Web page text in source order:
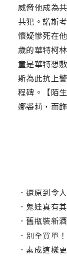
威脅他成為
共犯。諾斯
懷疑慘死在
歲的華特柯
童是華特想
斯為此抗上
程碑。【陌
娜裘莉，而
． 還原到令
． 鬼娃真有
． 舊瓶裝新酒就
． 別全買單！這
． 素成這樣更